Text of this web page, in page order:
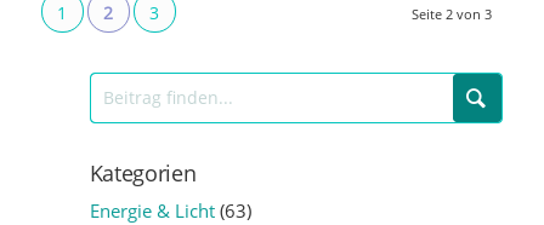
Seite 2 von 3
1 2 3
Kategorien
Energie & Licht(63)